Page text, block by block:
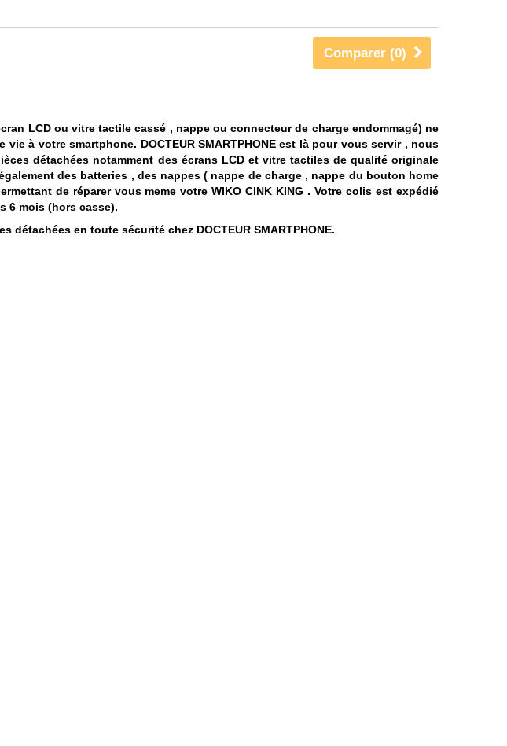
Comparer (0)
LCD ou vitre tactile cassé , nappe ou connecteur de charge endommagé) ne
vie à votre smartphone. DOCTEUR SMARTPHONE est là pour vous servir , nous
détachées notamment des écrans LCD et vitre tactiles de qualité originale
des batteries , des nappes ( nappe de charge , nappe du bouton home
de réparer vous meme votre WIKO CINK KING . Votre colis est expédié
6 mois (hors casse).
détachées en toute sécurité chez DOCTEUR SMARTPHONE.